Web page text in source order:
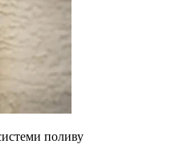
поливу